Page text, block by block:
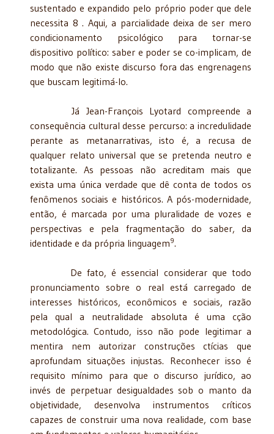
sustentado e expandido pelo próprio poder que dele
necessita 8 . Aqui, a parcialidade deixa de ser mero
condicionamento psicológico para tornar-se
dispositivo político: saber e poder se co-implicam, de
modo que não existe discurso fora das engrenagens
que buscam legitimá-lo.
Já Jean-François Lyotard compreende a
consequência cultural desse percurso: a incredulidade
perante as metanarrativas, isto é, a recusa de
qualquer relato universal que se pretenda neutro e
totalizante. As pessoas não acreditam mais que
exista uma única verdade que dê conta de todos os
fenômenos sociais e históricos. A pós-modernidade,
então, é marcada por uma pluralidade de vozes e
perspectivas e pela fragmentação do saber, da
identidade e da própria linguagem9.
De fato, é essencial considerar que todo
pronunciamento sobre o real está carregado de
interesses históricos, econômicos e sociais, razão
pela qual a neutralidade absoluta é uma cção
metodológica. Contudo, isso não pode legitimar a
mentira nem autorizar construções ctícias que
aprofundam situações injustas. Reconhecer isso é
requisito mínimo para que o discurso jurídico, ao
invés de perpetuar desigualdades sob o manto da
objetividade, desenvolva instrumentos críticos
capazes de construir uma nova realidade, com base